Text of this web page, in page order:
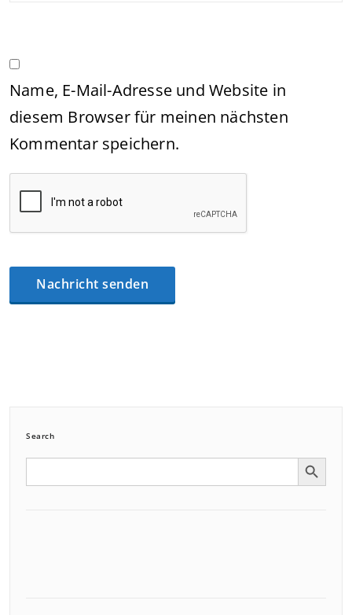
Name, E-Mail-Adresse und Website in
diesem Browser für meinen nächsten
Kommentar speichern.
Search
Search Search Button